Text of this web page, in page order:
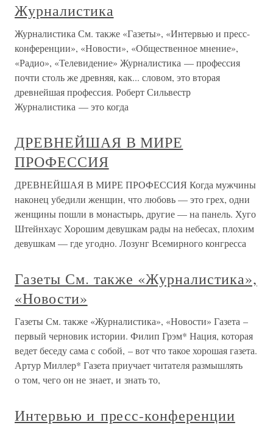
Журналистика
Журналистика См. также «Газеты», «Интервью и пресс-
конференции», «Новости», «Общественное мнение»,
«Радио», «Телевидение» Журналистика — профессия
почти столь же древняя, как... словом, это вторая
древнейшая профессия. Роберт Сильвестр
Журналистика — это когда
ДРЕВНЕЙШАЯ В МИРЕ
ПРОФЕССИЯ
ДРЕВНЕЙШАЯ В МИРЕ ПРОФЕССИЯ Когда мужчины
наконец убедили женщин, что любовь — это грех, одни
женщины пошли в монастырь, другие — на панель. Хуго
Штейнхаус Хорошим девушкам рады на небесах, плохим
девушкам — где угодно. Лозунг Всемирного конгресса
Газеты См. также «Журналистика»,
«Новости»
Газеты См. также «Журналистика», «Новости» Газета –
первый черновик истории. Филип Грэм* Нация, которая
ведет беседу сама с собой, – вот что такое хорошая газета.
Артур Миллер* Газета приучает читателя размышлять
о том, чего он не знает, и знать то,
Интервью и пресс-конференции